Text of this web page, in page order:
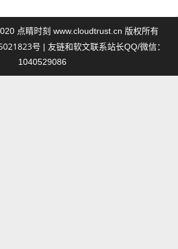
点睛时刻 www.cloudtrust.cn 版权所有
号 | 友链和软文联系站长QQ/微信：
1040529086